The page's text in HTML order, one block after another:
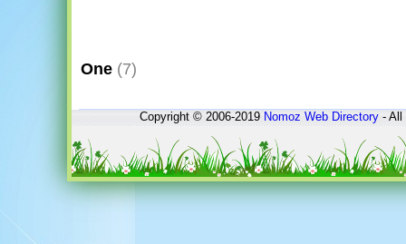
One (7)
Copyright © 2006-2019Nomoz Web Directory- All